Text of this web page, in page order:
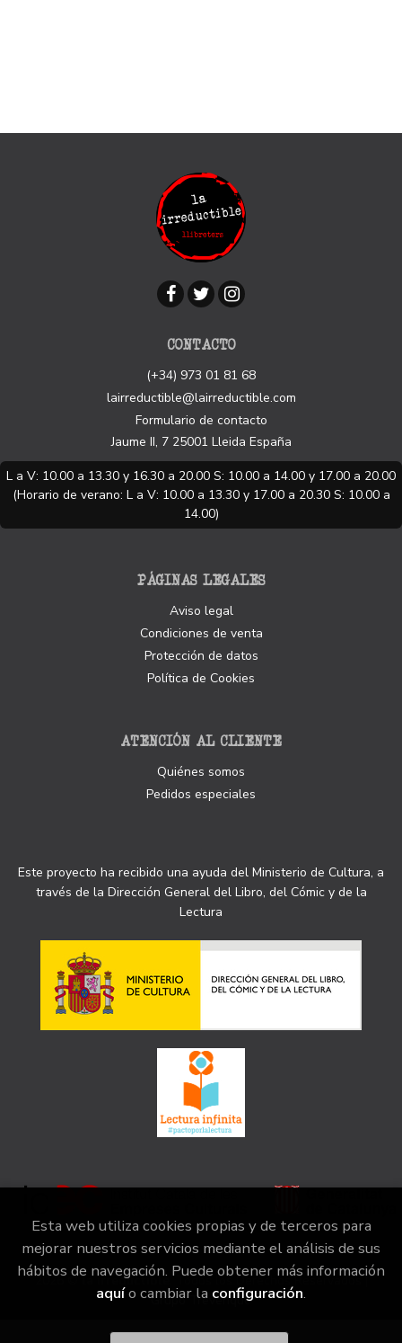
CONTACTO
(+34) 973 01 81 68
lairreductible@lairreductible.com
Formulario de contacto
Jaume II, 7 25001 Lleida España
L a V: 10.00 a 13.30 y 16.30 a 20.00 S: 10.00 a 14.00 y 17.00 a 20.00
(Horario de verano: L a V: 10.00 a 13.30 y 17.00 a 20.30 S: 10.00 a
14.00)
PÁGINAS LEGALES
Aviso legal
Condiciones de venta
Protección de datos
Política de Cookies
ATENCIÓN AL CLIENTE
Quiénes somos
Pedidos especiales
Este proyecto ha recibido una ayuda del Ministerio de Cultura, a
través de la Dirección General del Libro, del Cómic y de la
Lectura
2026 ©la irreductible . Todos los Derechos Reservados |
Grupo Trevenque
Esta web utiliza cookies propias y de terceros para
mejorar nuestros servicios mediante el análisis de sus
hábitos de navegación. Puede obtener más información
aquío cambiar la configuración.